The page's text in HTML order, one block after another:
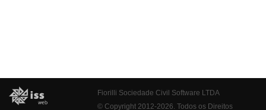
Fiorilli Sociedade Civil Software LTDA
© Copyright 2012-2026. Todos os Direitos